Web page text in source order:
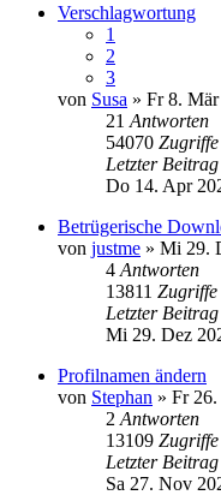
Verschlagwortung
1
2
3
von Susa » Fr 8.
21 Antworten
54070 Zugriffe
Letzter Beitrag
Do 14. Apr
Betrügerische
von justme » Mi 29.
4 Antworten
13811 Zugriffe
Letzter Beitrag
Mi 29. Dez
Profilnamen ändern
von Stephan » Fr
2 Antworten
13109 Zugriffe
Letzter Beitrag
Sa 27. Nov